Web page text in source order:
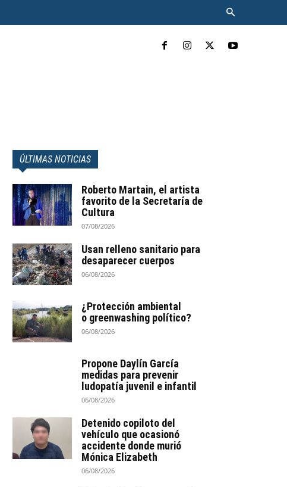
ÚLTIMAS NOTICIAS
Roberto Martain, el artista
favorito de la Secretaría de
Cultura
07/08/2026
Usan relleno sanitario para
desaparecer cuerpos
06/08/2026
¿Protección ambiental
o greenwashing político?
06/08/2026
Propone Daylín García
medidas para prevenir
ludopatía juvenil e infantil
06/08/2026
Detenido copiloto del
vehículo que ocasionó
accidente donde murió
Mónica Elizabeth
06/08/2026